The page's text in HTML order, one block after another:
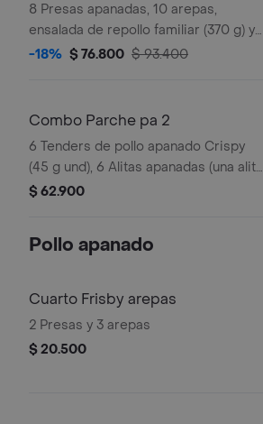
8 Presas apanadas, 10 arepas,
ensalada de repollo familiar (370 g) y
gaseosa (1.5 litros)
-18% $ 76.800 $ 93.400
Combo Parche pa 2
6 Tenders de pollo apanado Crispy
(45 g und), 6 Alitas apanadas (una alita
equivale a un trozo de ala), 2
sals
$ 62.900
Pollo apanado
Cuarto Frisby arepas
2 Presas y 3 arepas
$ 20.500